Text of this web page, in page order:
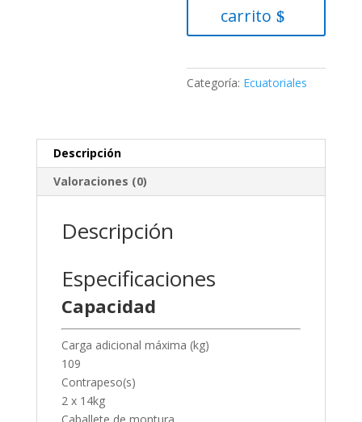
SOFTWAREcarrito
Categoría: Ecuatoriales
Descripción
Valoraciones (0)
Descripción
Especificaciones
Capacidad
Carga adicional máxima (kg)
109
Contrapeso(s)
2 x 14kg